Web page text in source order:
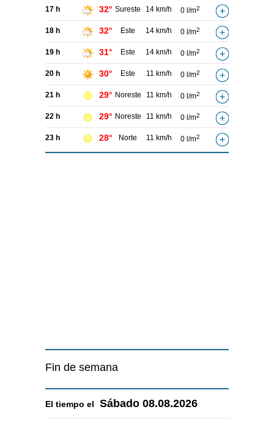
17 h 32° Sureste 14 km/h 0 l/m2
18 h 32° Este 14 km/h 0 l/m2
19 h 31° Este 14 km/h 0 l/m2
20 h 30° Este 11 km/h 0 l/m2
21 h 29° Noreste 11 km/h 0 l/m2
22 h 29° Noreste 11 km/h 0 l/m2
23 h 28° Norte 11 km/h 0 l/m2
Fin de semana
El tiempo el Sábado 08.08.2026